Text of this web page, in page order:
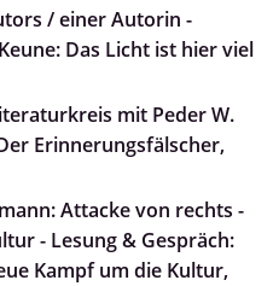
/ einer Autorin -
Das Licht ist hier viel
mit Peder W.
Erinnerungsfälscher,
Attacke von rechts -
- Lesung & Gespräch:
Kampf um die Kultur,